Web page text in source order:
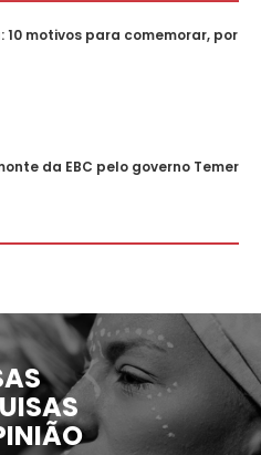
10 motivos para comemorar, por
da EBC pelo governo Temer